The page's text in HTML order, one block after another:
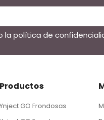
la política de
Productos
Ynject GO Frondosas